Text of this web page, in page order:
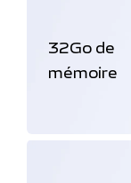
32Go de
mémoire